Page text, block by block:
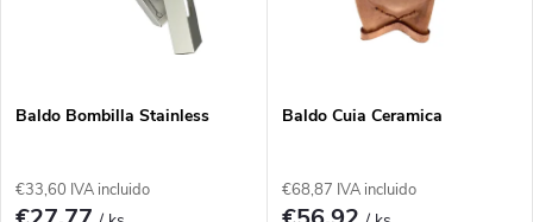
i
c
a
Baldo Bombilla Stainless
€33,60 IVA incluido
Baldo Cuia Ceramica
€68,87 IVA incluido